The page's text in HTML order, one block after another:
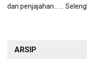
dan penjajahan...
...
ARSIP